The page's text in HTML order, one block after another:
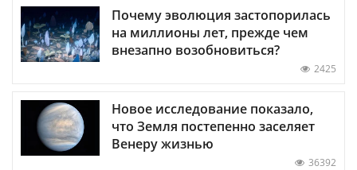
Почему эволюция застопорилась
на миллионы лет, прежде чем
внезапно возобновиться?
2425
Новое исследование показало,
что Земля постепенно заселяет
Венеру жизнью
36392